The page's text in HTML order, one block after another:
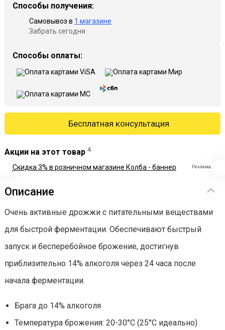
Способы получения:
Самовывоз в 1 магазине
Забрать сегодня
Способы оплаты:
Бесплатная консультация
Акции на этот товар 4
Реклама
Описание
Очень активные дрожжи c питательными веществами
для быстрой ферментации. Обеспечивают быстрый
запуск и бесперебойное брожение, достигнув
приблизительно 14% алкоголя через 24 часа после
начала ферментации.
Брага до 14% алкоголя
Температура брожения: 20-30°С (25°С идеально)